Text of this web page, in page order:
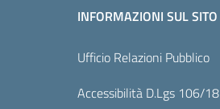
INFORMAZIONI SUL SITO
Ufficio Relazioni Pubblico
Accessibilità D.Lgs 106/18